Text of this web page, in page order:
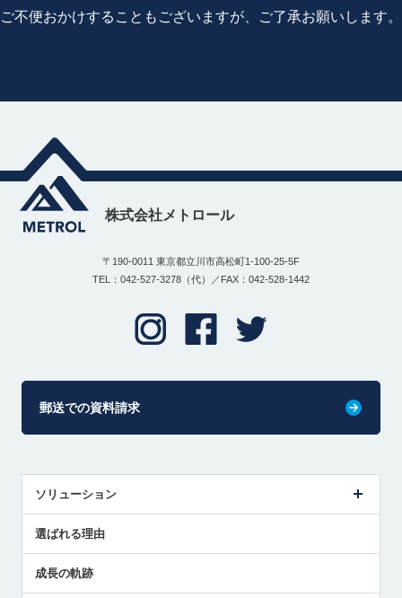
ご不便おかけすることもございますが、ご了承お願いします。
株式会社メトロール
〒190-0011 東京都立川市高松町1-100-25-5F
TEL：042-527-3278（代）／FAX：042-528-1442
郵送での資料請求
ソリューション
解決策提案
選ばれる理由
成長の軌跡